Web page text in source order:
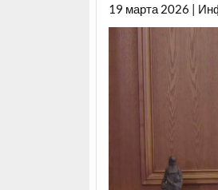
19 марта 2026 |